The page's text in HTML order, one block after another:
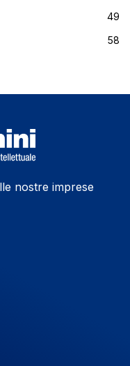
49
58
nostre imprese